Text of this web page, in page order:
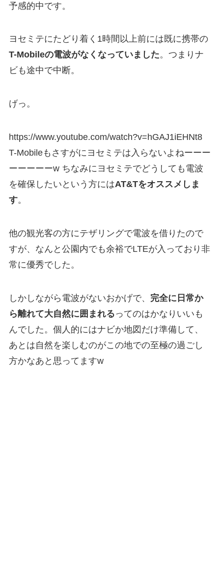
予感的中です。
ヨセミテにたどり着く1時間以上前には既に携帯の
T-Mobileの電波がなくなっていました。つまりナ
ビも途中で中断。
げっ。
https://www.youtube.com/watch?v=hGAJ1iEHNt8
T-Mobileもさすがにヨセミテは入らないよねーーー
ーーーーーw ちなみにヨセミテでどうしても電波
を確保したいという方にはAT&Tをオススメしま
す。
他の観光客の方にテザリングで電波を借りたので
すが、なんと公園内でも余裕でLTEが入っており非
常に優秀でした。
しかしながら電波がないおかげで、 完全に日常か
ら離れて大自然に囲まれるってのはかなりいいも
んでした。個人的にはナビか地図だけ準備して、
あとは自然を楽しむのがこの地での至極の過ごし
方かなあと思ってますw